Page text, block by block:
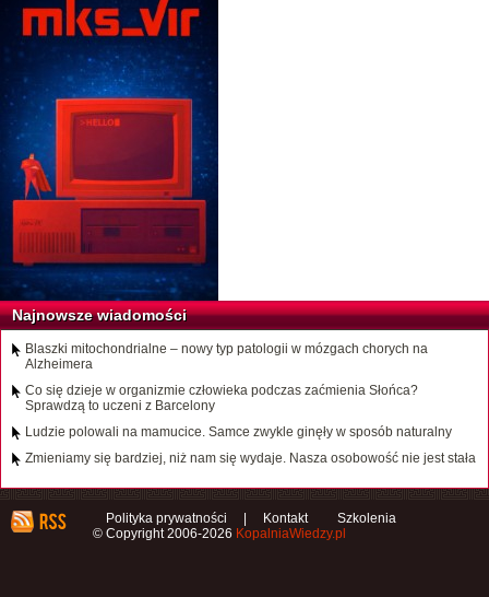
Najnowsze wiadomości
Blaszki mitochondrialne – nowy typ patologii w mózgach chorych na
Alzheimera
Co się dzieje w organizmie człowieka podczas zaćmienia Słońca?
Sprawdzą to uczeni z Barcelony
Ludzie polowali na mamucice. Samce zwykle ginęły w sposób naturalny
Zmieniamy się bardziej, niż nam się wydaje. Nasza osobowość nie jest stała
Polityka prywatności Kontakt
Szkolenia
© Copyright 2006-2026 KopalniaWiedzy.pl